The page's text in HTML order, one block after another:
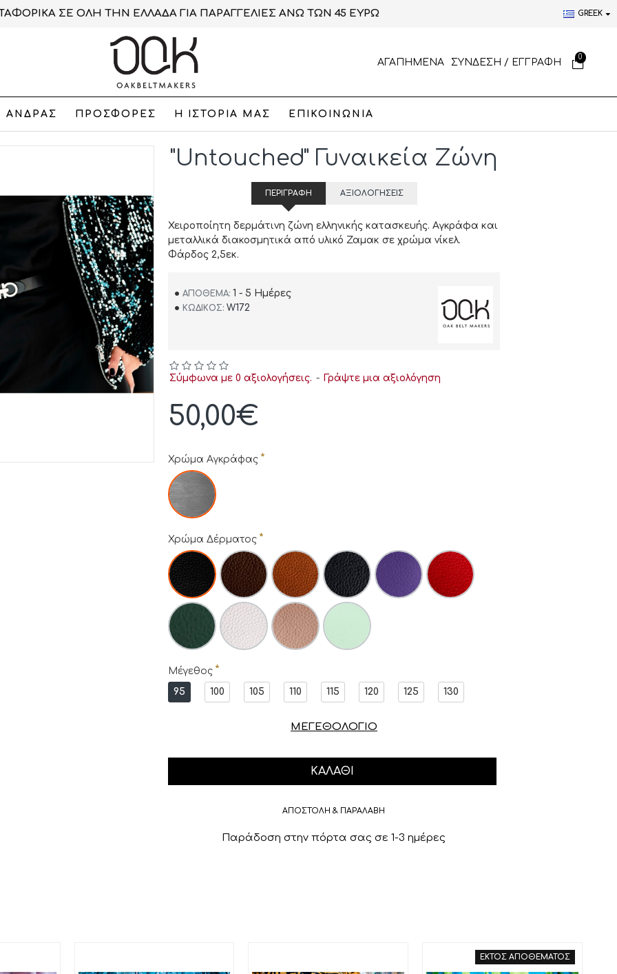
ΣΕ ΟΛΗ ΤΗΝ ΕΛΛΑΔΑ ΓΙΑ ΠΑΡΑΓΓΕΛΙΕΣ ΑΝΩ ΤΩΝ 45 ΕΥΡΩ GREEK
ΑΓΑΠΗΜΕΝΑ ΣΥΝΔΕΣΗ / ΕΓΓΡΑΦΗ 0
ΑΝΔΡΑΣ ΠΡΟΣΦΟΡΕΣ Η ΙΣΤΟΡΙΑ ΜΑΣ ΕΠΙΚΟΙΝΩΝΙΑ
"Untouched" Γυναικεία Ζώνη
ΠΕΡΙΓΡΑΦΉ ΑΞΙΟΛΟΓΉΣΕΙΣ
Χειροποίητη δερμάτινη ζώνη ελληνικής κατασκευής. Αγκράφα και
μεταλλικά διακοσμητικά από υλικό Ζαμακ σε χρώμα νίκελ.
Φάρδος 2,5εκ.
ΑΠΌΘΕΜΑ: 1 - 5 Ημέρες
ΚΩΔΙΚΌΣ: W172
Σύμφωνα με 0 αξιολογήσεις. - Γράψτε μια αξιολόγηση
50,00€
Χρώμα Αγκράφας
Χρώμα Δέρματος
Μέγεθος
95
100 105 110 115 120 125 130
ΚΑΛΆΘΙ
ΜΕΓΕΘΟΛΟΓΙΟ
ΑΠΟΣΤΟΛΗ & ΠΑΡΑΛΑΒΗ
Παράδοση στην πόρτα σας σε 1-3 ημέρες
ΕΚΤΟΣ ΑΠΟΘΕΜΑΤΟΣ